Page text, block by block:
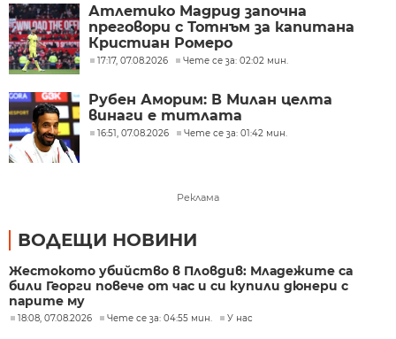
Атлетико Мадрид започна
преговори с Тотнъм за капитана
Кристиан Ромеро
17:17, 07.08.2026 Чете се за: 02:02 мин.
Рубен Аморим: В Милан целта
винаги е титлата
16:51, 07.08.2026 Чете се за: 01:42 мин.
Реклама
ВОДЕЩИ НОВИНИ
Жестокото убийство в Пловдив: Младежите са
били Георги повече от час и си купили дюнери с
парите му
18:08, 07.08.2026 Чете се за: 04:55 мин. У нас